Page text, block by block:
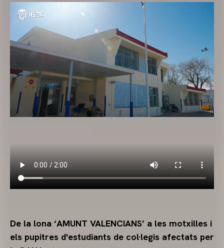
De la lona ‘AMUNT VALENCIANS’ a les motxilles i
els pupitres d'estudiants de col·legis afectats per